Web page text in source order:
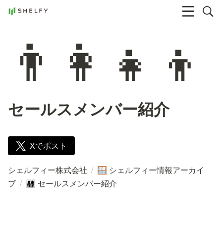
👨‍👩‍👧‍👦
セールスメンバー紹介
Xでポスト
シェルフィー株式会社 / 🪟 シェルフィー情報アーカイ
ブ / 👨‍👩‍👧‍👦 セールスメンバー紹介